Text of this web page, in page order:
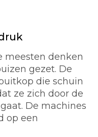
meesten denken
gezet. De
die schuin
ze zich door de
De machines
op een